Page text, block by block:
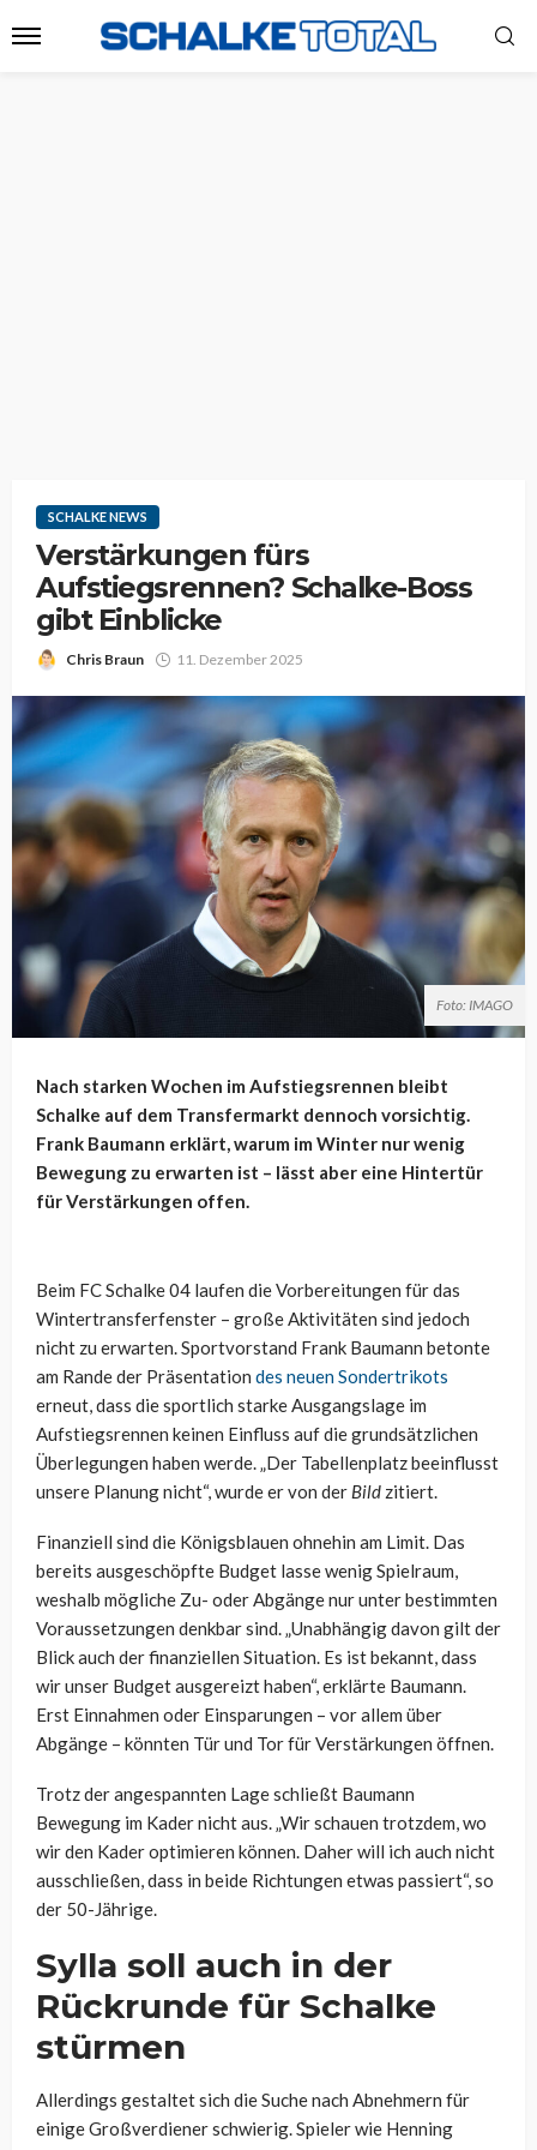
SCHALKE NEWS
Verstärkungen fürs
Aufstiegsrennen? Schalke-Boss
gibt Einblicke
Chris Braun 11. Dezember 2025
Foto: IMAGO
Nach starken Wochen im Aufstiegsrennen bleibt
Schalke auf dem Transfermarkt dennoch vorsichtig.
Frank Baumann erklärt, warum im Winter nur wenig
Bewegung zu erwarten ist – lässt aber eine Hintertür
für Verstärkungen offen.
Beim FC Schalke 04 laufen die Vorbereitungen für das
Wintertransferfenster – große Aktivitäten sind jedoch
nicht zu erwarten. Sportvorstand Frank Baumann betonte
am Rande der Präsentation des neuen Sondertrikots
erneut, dass die sportlich starke Ausgangslage im
Aufstiegsrennen keinen Einfluss auf die grundsätzlichen
Überlegungen haben werde. „Der Tabellenplatz beeinflusst
unsere Planung nicht“, wurde er von der Bild zitiert.
Finanziell sind die Königsblauen ohnehin am Limit. Das
bereits ausgeschöpfte Budget lasse wenig Spielraum,
weshalb mögliche Zu- oder Abgänge nur unter bestimmten
Voraussetzungen denkbar sind. „Unabhängig davon gilt der
Blick auch der finanziellen Situation. Es ist bekannt, dass
wir unser Budget ausgereizt haben“, erklärte Baumann.
Erst Einnahmen oder Einsparungen – vor allem über
Abgänge – könnten Tür und Tor für Verstärkungen öffnen.
Trotz der angespannten Lage schließt Baumann
Bewegung im Kader nicht aus. „Wir schauen trotzdem, wo
wir den Kader optimieren können. Daher will ich auch nicht
ausschließen, dass in beide Richtungen etwas passiert“, so
der 50-Jährige.
Sylla soll auch in der
Rückrunde für Schalke
stürmen
Allerdings gestaltet sich die Suche nach Abnehmern für
einige Großverdiener schwierig. Spieler wie Henning